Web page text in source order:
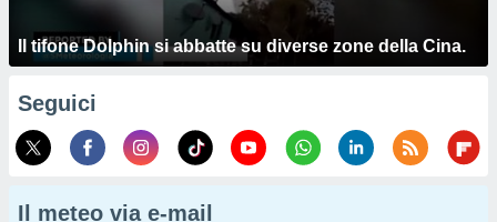
Il tifone Dolphin si abbatte su diverse zone della Cina.
Seguici
Il meteo via e-mail